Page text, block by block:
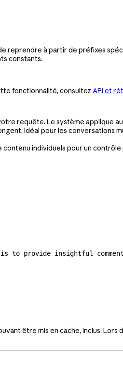
reprendre à partir de préfixes
constants.
fonctionnalité, consultez API et
requête. Le système applique
Idéal pour les conversations
individuels pour un
to provide insightful
être mis en cache, inclus.